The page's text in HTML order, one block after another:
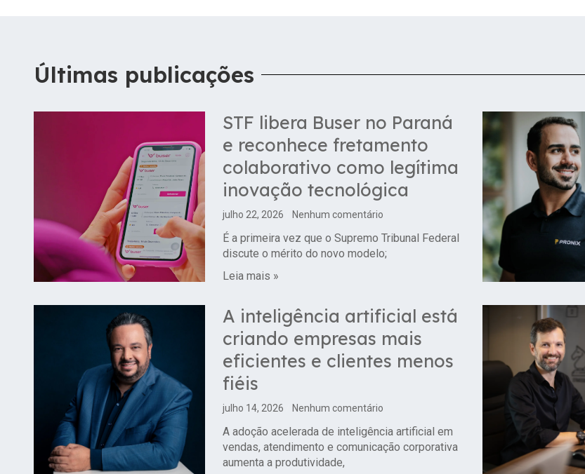
Últimas publicações
STF libera Buser no Paraná
e reconhece fretamento
colaborativo como legítima
inovação tecnológica
julho 22, 2026 Nenhum comentário
É a primeira vez que o Supremo Tribunal Federal
discute o mérito do novo modelo;
Leia mais »
A inteligência artificial está
criando empresas mais
eficientes e clientes menos
fiéis
julho 14, 2026 Nenhum comentário
A adoção acelerada de inteligência artificial em
vendas, atendimento e comunicação corporativa
aumenta a produtividade,